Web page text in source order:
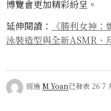
博覽會更加精彩紛呈。
延伸閱讀：
《勝利女神
泳裝造型與全新ASMR、
經過 M Yoan已發表 26 7